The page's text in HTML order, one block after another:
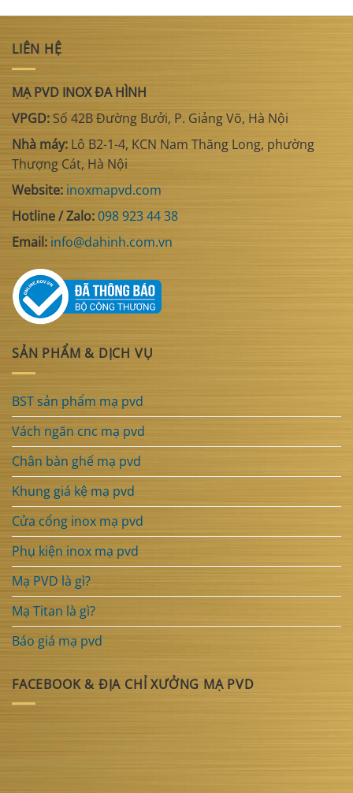
LIÊN HỆ
MẠ PVD INOX ĐA HÌNH
VPGD:Số 42B Đường Bưởi, P. Giảng Võ, Hà Nội
Nhà máy: Lô B2-1-4, KCN Nam Thăng Long, phường
Thượng Cát, Hà Nội
Website: inoxmapvd.com
Hotline / Zalo:098 923 44 38
Email: info@dahinh.com.vn
SẢN PHẨM & DỊCH VỤ
BST sản phẩm mạ pvd
Vách ngăn cnc mạ pvd
Chân bàn ghế mạ pvd
Khung giá kệ mạ pvd
Cửa cổng inox mạ pvd
Phụ kiện inox mạ pvd
Mạ PVD là gì?
Mạ Titan là gì?
Báo giá mạ pvd
FACEBOOK & ĐỊA CHỈ XƯỞNG MẠ PVD